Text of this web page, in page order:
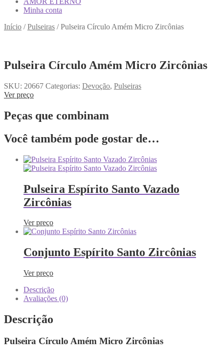
Minha conta
Início /Pulseiras /Pulseira Círculo Amém Micro Zircônias
Pulseira Círculo Amém Micro Zircônias
SKU: 20667 Categorias: Devoção, Pulseiras
Ver preço
Peças que combinam
Você também pode gostar de…
Pulseira Espírito Santo Vazado
Zircônias
Ver preço
Conjunto Espírito Santo Zircônias
Ver preço
Descrição
Avaliações (0)
Descrição
Pulseira Círculo Amém Micro Zircônias